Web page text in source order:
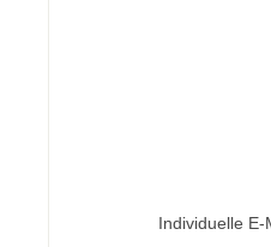
Individuelle E-